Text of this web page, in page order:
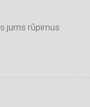
jums rūpimus